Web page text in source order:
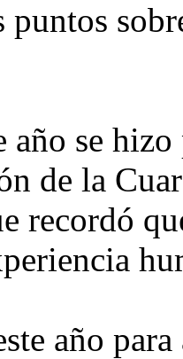
se
de la
recordó
año